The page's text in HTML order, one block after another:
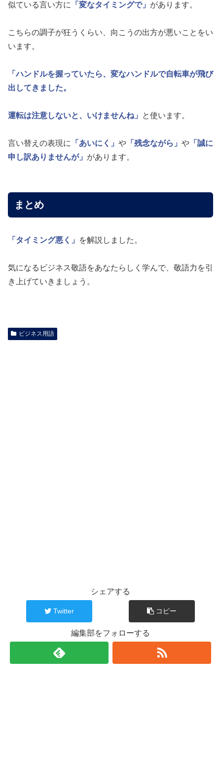
似ている言い方に 「変なタイミングで」 があります。
こちらの調子が狂うくらい、向こうの出方が悪いことをい
います。
「ハンドルを握っていたら、変なハンドルで自転車が飛び
出してきました。
運転は注意しないと、いけませんね」 と使います。
言い替えの表現に 「あいにく」 や 「残念ながら」 や 「誠に
申し訳ありませんが」 があります。
まとめ
「タイミング悪く」 を解説しました。
気になるビジネス敬語をあなたらしく学んで、敬語力を引
き上げていきましょう。
ビジネス用語
シェアする
Twitter コピー
編集部をフォローする